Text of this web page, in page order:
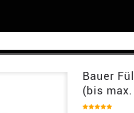
Bauer
(bis